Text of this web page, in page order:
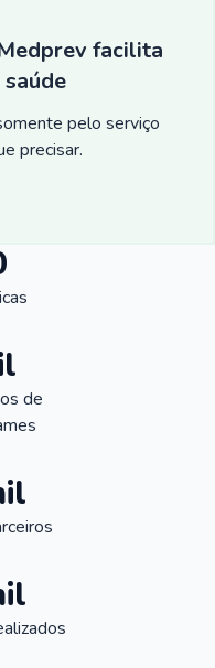
facilita
pelo serviço
precisar.
de